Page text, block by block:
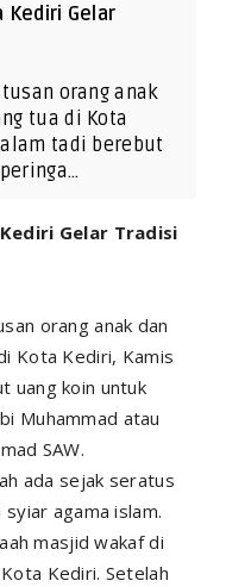
Kediri Gelar
orang anak
tua di Kota
tadi berebut
Gelar Tradisi
orang anak dan
Kota Kediri, Kamis
uang koin untuk
Muhammad atau
SAW.
ada sejak seratus
agama islam.
masjid wakaf di
Kediri. Setelah